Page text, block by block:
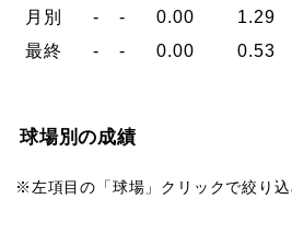
月別
- - 0.00 1.29
最終
- - 0.00 0.53
球場別の成績
※左項目の「球場」クリックで絞り込